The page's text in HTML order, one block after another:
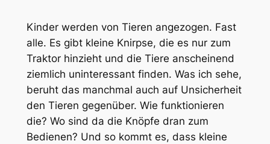
Kinder werden von Tieren angezogen. Fast
alle. Es gibt kleine Knirpse, die es nur zum
Traktor hinzieht und die Tiere anscheinend
ziemlich uninteressant finden. Was ich sehe,
beruht das manchmal auch auf Unsicherheit
den Tieren gegenüber. Wie funktionieren
die? Wo sind da die Knöpfe dran zum
Bedienen? Und so kommt es, dass kleine